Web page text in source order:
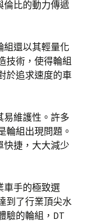
倫比的動力傳遞
組還以其輕量化
技術，使得輪組
於追求速度的車
易維護性。許多
輪組出現問題。
快捷，大大減少
車手的極致選
到了行業頂尖水
驗的輪組，DT